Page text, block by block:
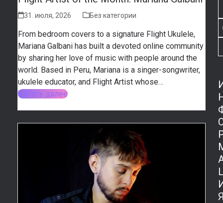
31. июля, 2026 Без категории
From bedroom covers to a signature Flight Ukulele,
Mariana Galbani has built a devoted online community
by sharing her love of music with people around the
world. Based in Peru, Mariana is a singer-songwriter,
ukulele educator, and Flight Artist whose…
Читать далее